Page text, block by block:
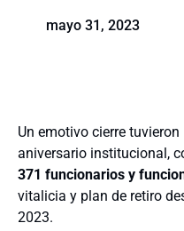
mayo 31, 2023
Un emotivo cierre
aniversario institucional,
371 funcionarios y
vitalicia y plan de retiro
2023.